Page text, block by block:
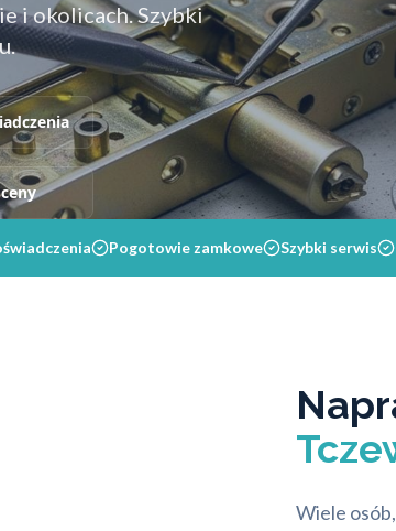
i okolicach. Szybki
Pogotowie zamkowe Szybki serwis
Wiele